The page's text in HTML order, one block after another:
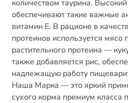
количеством таурина.
обеспечивают такие важные
витамин Е. В рационе в
протеинов используется мясо
растительного протеина —
также добавляется рис,
надлежащую работу
Наша Марка — это яркий
сухого корма премиум класса